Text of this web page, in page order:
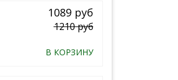
1089 руб
1210 руб
В КОРЗИНУ